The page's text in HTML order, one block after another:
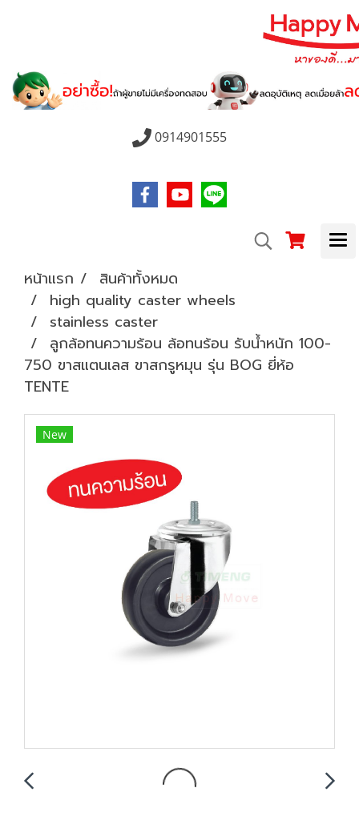
0914901555
หน้าแรก
สินค้าทั้งหมด
high quality caster wheels
stainless caster
ลูกล้อทนความร้อน ล้อทนร้อน รับน้ำหนัก 100-
750 ขาสแตนเลส ขาสกรูหมุน รุ่น BOG ยี่ห้อ
TENTE
New